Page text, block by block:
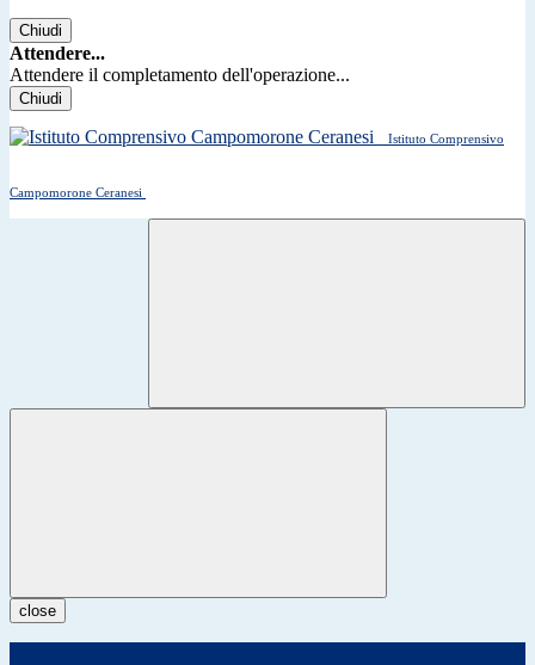
Chiudi
Attendere...
Attendere il completamento dell'operazione...
Chiudi
Istituto Comprensivo
Campomorone Ceranesi
close